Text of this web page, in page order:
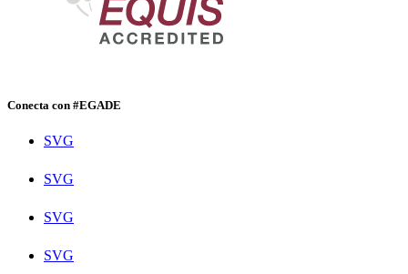
Conecta con #EGADE
SVG
SVG
SVG
SVG